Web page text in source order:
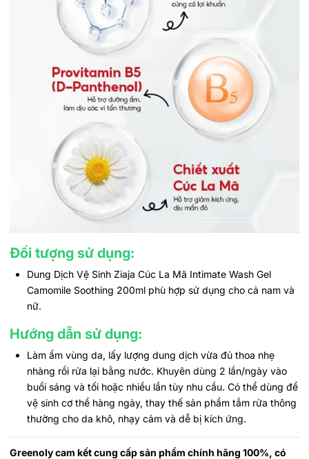
Đối tượng sử dụng:
Dung Dịch Vệ Sinh Ziaja Cúc La Mã Intimate Wash Gel
Camomile Soothing 200ml phù hợp sử dụng cho cả nam và
nữ.
Hướng dẫn sử dụng:
Làm ẩm vùng da, lấy lượng dung dịch vừa đủ thoa nhẹ
nhàng rồi rửa lại bằng nước. Khuyên dùng 2 lần/ngày vào
buổi sáng và tối hoặc nhiều lần tùy nhu cầu. Có thể dùng để
vệ sinh cơ thể hàng ngày, thay thế sản phẩm tắm rửa thông
thường cho da khô, nhạy cảm và dễ bị kích ứng.
Greenoly cam kết cung cấp sản phẩm chính hãng 100%, có